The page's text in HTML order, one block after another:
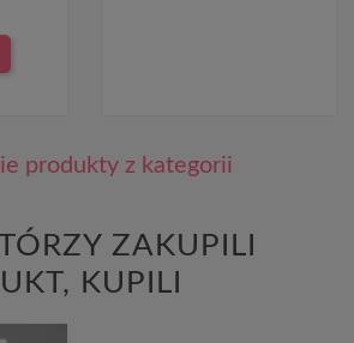
produkty z kategorii
ZAKUPILI
KUPILI